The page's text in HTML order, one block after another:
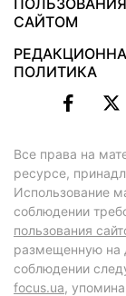
ПОЛЬЗОВАНИЯ
САЙТОМ
ПОЛИТИКА
Все права на
ресурсе,
Использование
соблюдении
пользования
размещенную на
соблюдении
focus.ua,